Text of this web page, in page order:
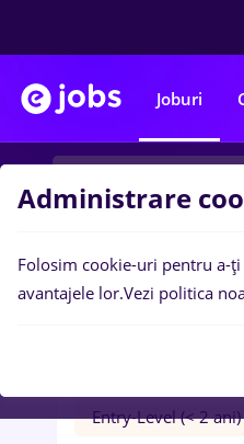
Joburi
Filtre
Entry-Level (< 2 ani)
Administrare
Folosim cookie-uri pentru a-
avantajele lor.Vezi politica